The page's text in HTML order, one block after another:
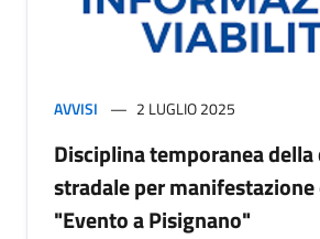
AVVISI 2 LUGLIO 2025
Disciplina temporanea
stradale per
"Evento a Pisignano"